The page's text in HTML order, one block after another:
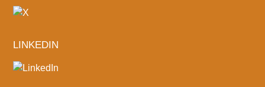
LINKEDIN